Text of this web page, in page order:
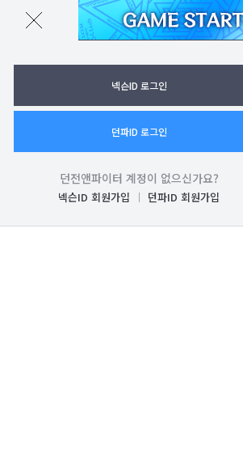
던파ON로그인
넥슨ID 로그인
던파ID 로그인
던전앤파이터 계정이 없으신가요?
넥슨ID 회원가입 던파ID 회원가입